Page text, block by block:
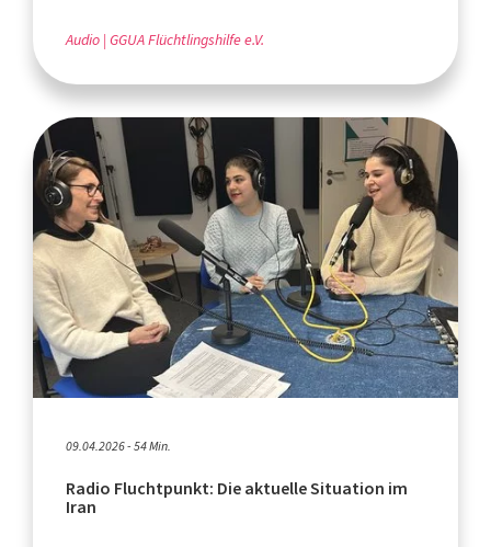
Audio GGUA Flüchtlingshilfe e.V.
09.04.2026 - 54 Min.
Radio Fluchtpunkt: Die aktuelle Situation im
Iran